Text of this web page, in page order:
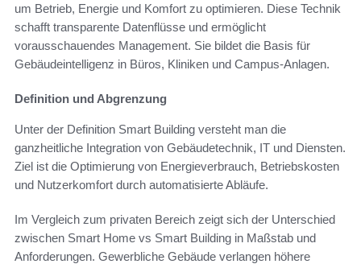
um Betrieb, Energie und Komfort zu optimieren. Diese Technik
schafft transparente Datenflüsse und ermöglicht
vorausschauendes Management. Sie bildet die Basis für
Gebäudeintelligenz in Büros, Kliniken und Campus-Anlagen.
Definition und Abgrenzung
Unter der Definition Smart Building versteht man die
ganzheitliche Integration von Gebäudetechnik, IT und Diensten.
Ziel ist die Optimierung von Energieverbrauch, Betriebskosten
und Nutzerkomfort durch automatisierte Abläufe.
Im Vergleich zum privaten Bereich zeigt sich der Unterschied
zwischen Smart Home vs Smart Building in Maßstab und
Anforderungen. Gewerbliche Gebäude verlangen höhere